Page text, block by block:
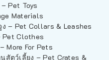
Pet Toys
Materials
– Pet Collars & Leashes
Pet Clothes
More For Pets
ตว์เลี้ยง – Pet Crates &